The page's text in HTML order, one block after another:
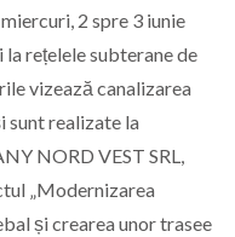
2 spre 3 iunie
rețelele subterane de
vizează canalizarea
sunt realizate la
NORD VEST SRL,
„Modernizarea
și crearea unor trasee